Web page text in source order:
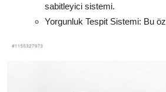
sabitleyici sistemi.
Yorgunluk Tespit Sistemi: Bu